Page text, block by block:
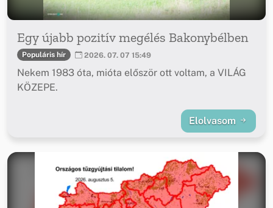
Egy újabb pozitív megélés Bakonybélben
Populáris hír 2026. 07. 07 15:49
Nekem 1983 óta, mióta először ott voltam, a VILÁG
KÖZEPE.
Elolvasom